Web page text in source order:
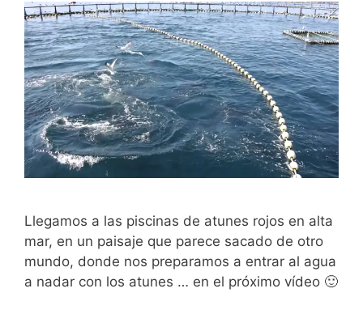
Llegamos a las piscinas de atunes rojos en alta
mar, en un paisaje que parece sacado de otro
mundo, donde nos preparamos a entrar al agua
a nadar con los atunes … en el próximo vídeo 🙂